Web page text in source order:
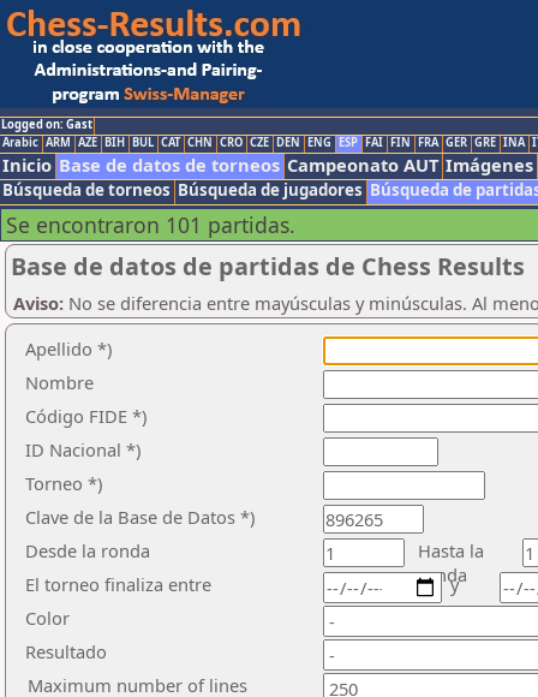
Logged on: Gast
Arabic ARM AZE BIH BUL CAT CHN CRO CZE DEN ENG ESP FAI FIN FRA GER GRE INA
Inicio Base de datos de torneos Campeonato AUT Imágenes
Búsqueda de torneos Búsqueda de jugadores Búsqueda de
Se encontraron 101 partidas.
Base de datos de partidas de Chess Results
Aviso: No se diferencia entre mayúsculas y minúsculas. Al
Apellido *)
Nombre
Código FIDE *)
ID Nacional *)
Torneo *)
Clave de la Base de Datos *)
Desde la ronda
Hasta la
ronda
El torneo finaliza entre
Color
Resultado
y
Maximum number of lines